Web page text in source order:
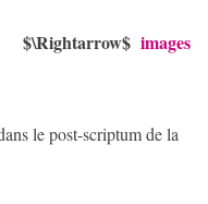
$\Rightarrow$ images
le post-scriptum de la